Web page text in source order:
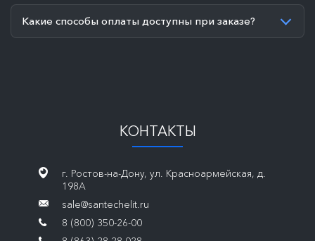
Какие способы оплаты доступны при заказе?
КОНТАКТЫ
г. Ростов-на-Дону, ул. Красноармейская, д.
198А
sale@santechelit.ru
8 (800) 350-26-00